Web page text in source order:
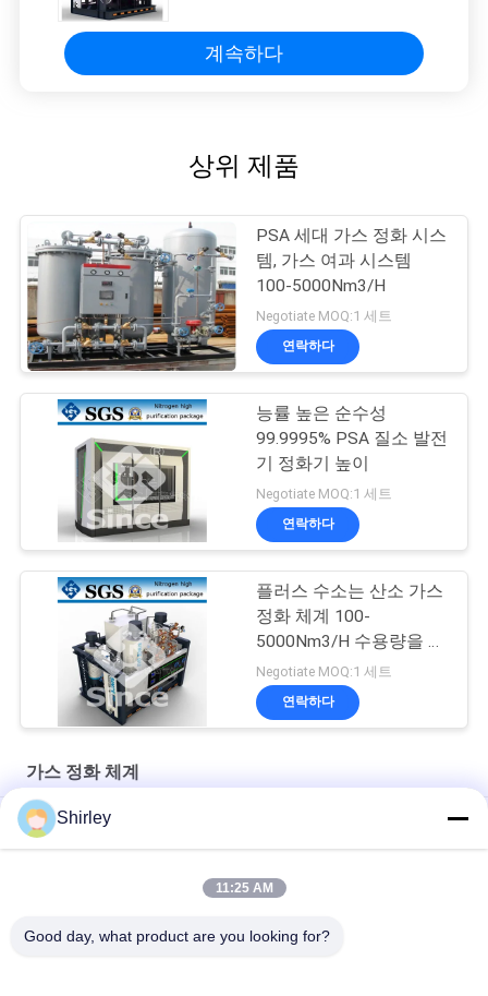
계속하다
상위 제품
PSA 세대 가스 정화 시스
템, 가스 여과 시스템
100-5000Nm3/H
Negotiate MOQ:1 세트
연락하다
능률 높은 순수성
99.9995% PSA 질소 발전
기 정화기 높이
Negotiate MOQ:1 세트
연락하다
플러스 수소는 산소 가스
정화 체계 100-
5000Nm3/H 수용량을 제
거합니다
Negotiate MOQ:1 세트
연락하다
가스 정화 체계
99.9995% 순수성 질소 발전기 장비 가스 여과 체계
Shirley
11:25 AM
Good day, what product are you looking for?